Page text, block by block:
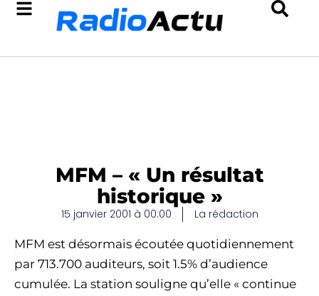
MFM – « Un résultat
historique »
15 janvier 2001 à 00:00 La rédaction
MFM est désormais écoutée quotidiennement
par 713.700 auditeurs, soit 1.5% d’audience
cumulée. La station souligne qu’elle « continue